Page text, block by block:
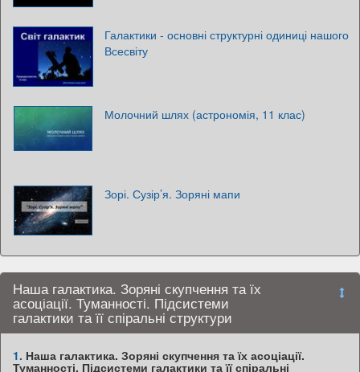
Галактики - основні структурні одиниці нашого
Всесвіту
Молочний шлях (астрономія, 11 клас)
Зорі. Сузір’я. Зоряні мапи
Наша галактика. Зоряні скупчення та їх
асоціації. Туманності. Підсистеми
галактики та її спіральні структури
1. Наша галактика. Зоряні скупчення та їх асоціації.
Туманності. Підсистеми галактики та її спіральні